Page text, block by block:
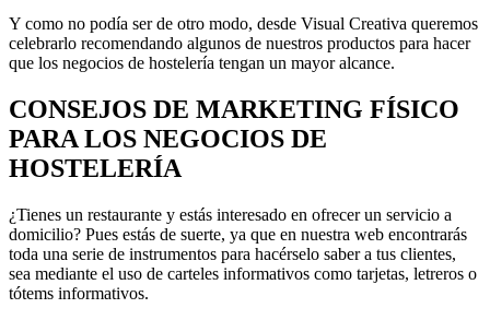
Y como no podía ser de otro modo, desde Visual Creativa queremos
celebrarlo recomendando algunos de nuestros productos para hacer
que los negocios de hostelería tengan un mayor alcance.
CONSEJOS DE MARKETING FÍSICO
PARA LOS NEGOCIOS DE
HOSTELERÍA
¿Tienes un restaurante y estás interesado en ofrecer un servicio a
domicilio? Pues estás de suerte, ya que en nuestra web encontrarás
toda una serie de instrumentos para hacérselo saber a tus clientes,
sea mediante el uso de carteles informativos como tarjetas, letreros o
tótems informativos.